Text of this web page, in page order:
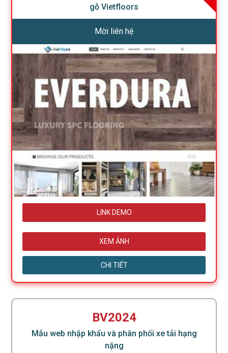
gỗ Vietfloors
Mời liên hệ
LINK DEMO
XEM ẢNH
CHI TIẾT
BV2024
Mẫu web nhập khẩu và phân phối xe tải hạng
nặng